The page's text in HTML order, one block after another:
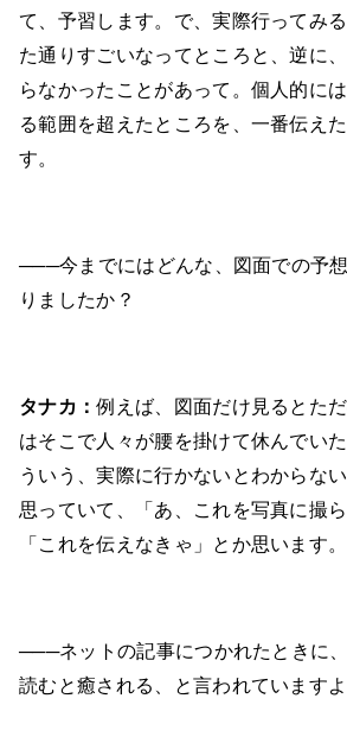
て、予習します。で、実際行ってみ
た通りすごいなってところと、逆に
らなかったことがあって。個人的に
る範囲を超えたところを、一番伝え
す。
───今までにはどんな、図面での予
りましたか？
タナカ：例えば、図面だけ見るとた
はそこで人々が腰を掛けて休んでい
ういう、実際に行かないとわからな
思っていて、「あ、これを写真に撮ら
「これを伝えなきゃ」とか思います。
───ネットの記事につかれたときに
読むと癒される、と言われていますよ